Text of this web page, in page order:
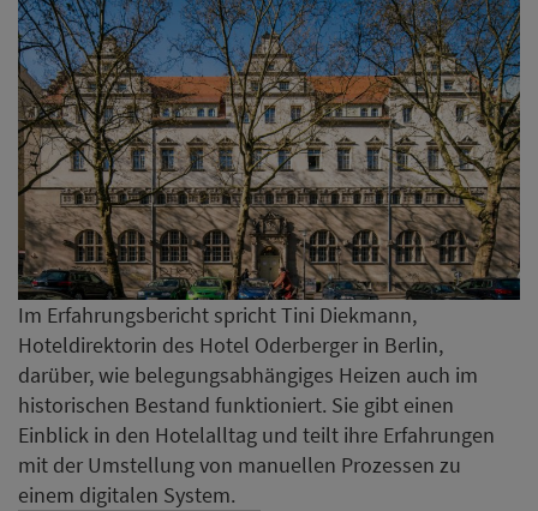
Im Erfahrungsbericht spricht Tini Diekmann,
Hoteldirektorin des Hotel Oderberger in Berlin,
darüber, wie belegungsabhängiges Heizen auch im
historischen Bestand funktioniert. Sie gibt einen
Einblick in den Hotelalltag und teilt ihre Erfahrungen
mit der Umstellung von manuellen Prozessen zu
einem digitalen System.